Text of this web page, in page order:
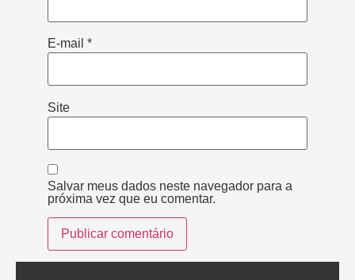
E-mail *
Site
Salvar meus dados neste navegador para a
próxima vez que eu comentar.